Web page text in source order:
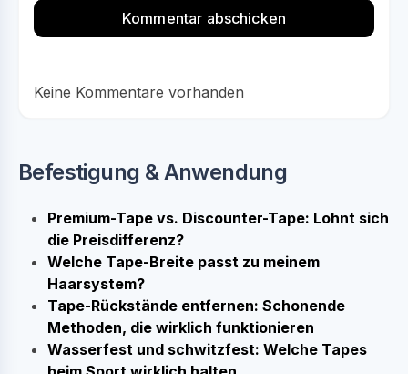
Keine Kommentare vorhanden
Befestigung & Anwendung
Premium-Tape vs. Discounter-Tape: Lohnt sich
die Preisdifferenz?
Welche Tape-Breite passt zu meinem
Haarsystem?
Tape-Rückstände entfernen: Schonende
Methoden, die wirklich funktionieren
Wasserfest und schwitzfest: Welche Tapes